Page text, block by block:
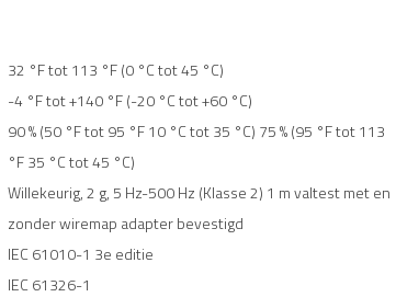
32 °F tot 113 °F (0 °C tot 45 °C)
-4 °F tot +140 °F (-20 °C tot +60 °C)
90 % (50 °F tot 95 °F 10 °C tot 35 °C) 75 % (95 °F tot 113
°F 35 °C tot 45 °C)
Willekeurig, 2 g, 5 Hz-500 Hz (Klasse 2) 1 m valtest met en
zonder wiremap adapter bevestigd
IEC 61010-1 3e editie
IEC 61326-1